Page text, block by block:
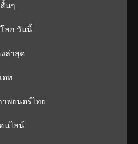
นๆ
ลก วันนี้
ล่าสุด
ดท
าพยนตร์ไทย
นไลน์